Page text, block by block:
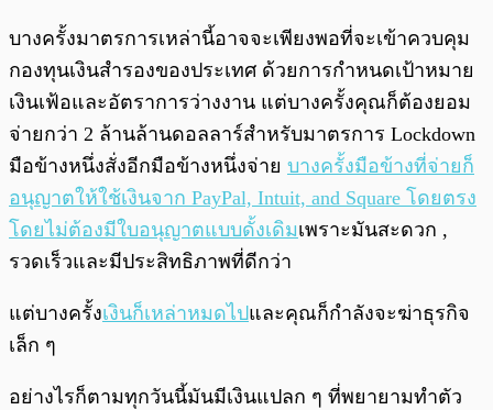
บางครั้งมาตรการเหล่านี้อาจจะเพียงพอที่จะเข้าควบคุม
กองทุนเงินสำรองของประเทศ ด้วยการกำหนดเป้าหมาย
เงินเฟ้อและอัตราการว่างงาน แต่บางครั้งคุณก็ต้องยอม
จ่ายกว่า 2 ล้านล้านดอลลาร์สำหรับมาตรการ Lockdown
มือข้างหนึ่งสั่งอีกมือข้างหนึ่งจ่าย บางครั้งมือข้างที่จ่ายก็
อนุญาตให้ใช้เงินจาก PayPal, Intuit, and Square โดยตรง
โดยไม่ต้องมีใบอนุญาตแบบดั้งเดิมเพราะมันสะดวก ,
รวดเร็วและมีประสิทธิภาพที่ดีกว่า
แต่บางครั้งเงินก็เหล่าหมดไปและคุณก็กำลังจะฆ่าธุรกิจ
เล็ก ๆ
อย่างไรก็ตามทุกวันนี้มันมีเงินแปลก ๆ ที่พยายามทำตัว